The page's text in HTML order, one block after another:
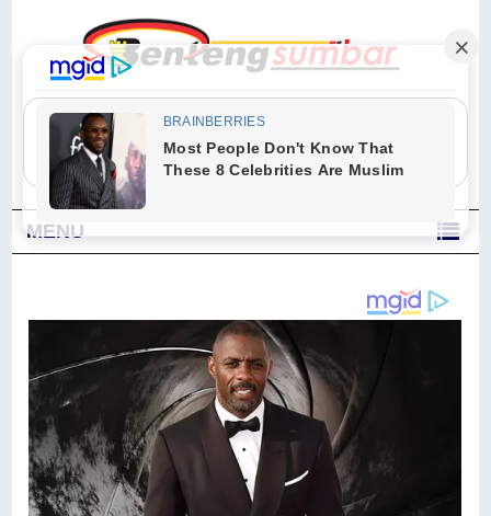
"Sesungguhnya Allah dan para malaikat-Nya berselawat untuk Nabi.
Wahai orang-orang yang beriman, berselawatlah kamu untuk Nabi dan
ucapkanlah salam dengan penuh penghormatan kepadanya." (Qs. Al
Ahzab Ayat 56)
MENU